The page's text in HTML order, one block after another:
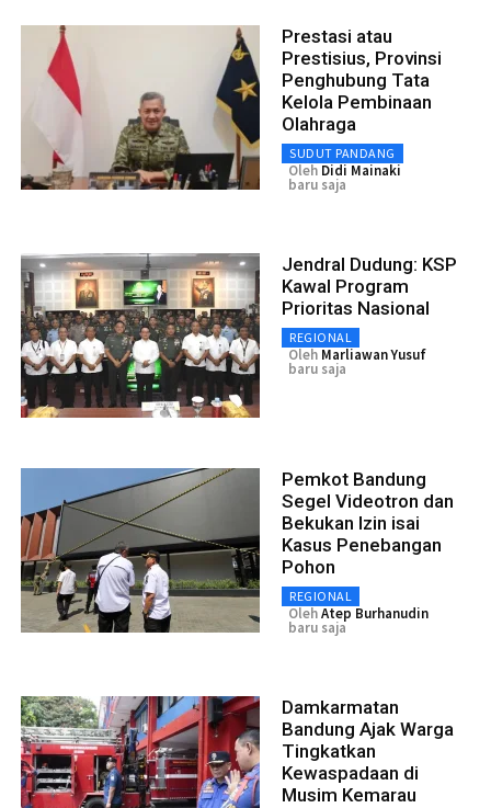
Prestasi atau
Prestisius, Provinsi
Penghubung Tata
Kelola Pembinaan
Olahraga
SUDUT PANDANG
Oleh Didi Mainaki
baru saja
Jendral Dudung: KSP
Kawal Program
Prioritas Nasional
REGIONAL
Oleh Marliawan Yusuf
baru saja
Pemkot Bandung
Segel Videotron dan
Bekukan Izin isai
Kasus Penebangan
Pohon
REGIONAL
OlehAtep Burhanudin
baru saja
Damkarmatan
Bandung Ajak Warga
Tingkatkan
Kewaspadaan di
Musim Kemarau